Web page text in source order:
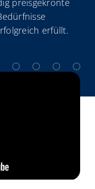
preisgekrönte
erfüllt.